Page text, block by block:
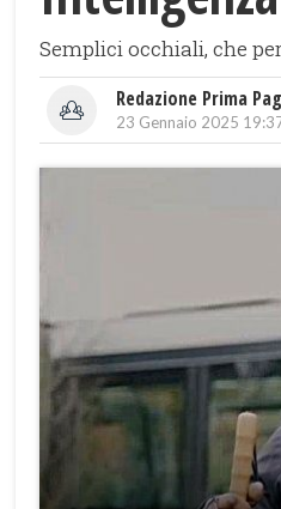
Semplici occhiali, che
Redazione Prima
23 Gennaio 2025